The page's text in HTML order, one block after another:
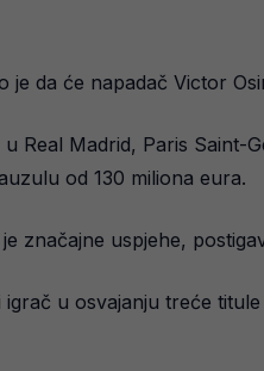
da će napadač Victor
Real Madrid, Paris
od 130 miliona eura.
značajne uspjehe,
u osvajanju treće